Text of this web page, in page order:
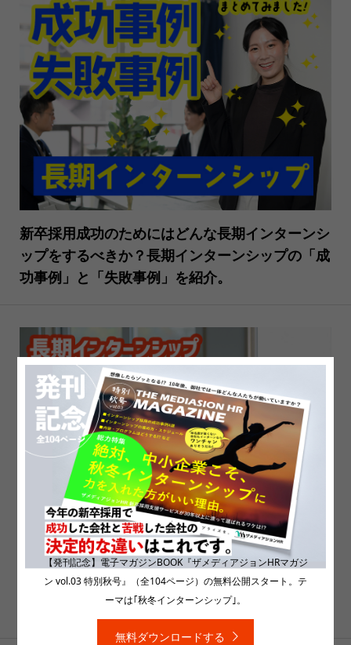
新卒採用成功のためにはどんな長期インターンシ
ップをするべきか？長期インターンシップの「成
功事例」と「失敗事例」を紹介。
これをしたら長期インターンシップに失敗する！
学生との関わり方で注意しないといけないポイン
【発刊記念】電子マガジンBOOK『ザメディアジョンHRマガジ
ン vol.03 特別秋号』（全104ページ）の無料公開スタート。テ
ーマは｢秋冬インターンシップ｣。
無料ダウンロードする